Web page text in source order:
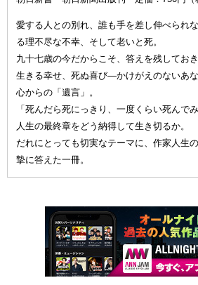
愛する人との別れ、誰も手を差し伸べられ
る理不尽な不幸、そして老いと死。
九十七歳の今だからこそ、答えを残しておき
生きる幸せ、死ぬ喜び—かけがえのないあ
心からの「遺言」。
「死んだら死にっきり、一度くらい死んで
人生の最終章をどう納得して生き切るか。
だれにとっても切実なテーマに、作家人生
摯に答えた一冊。